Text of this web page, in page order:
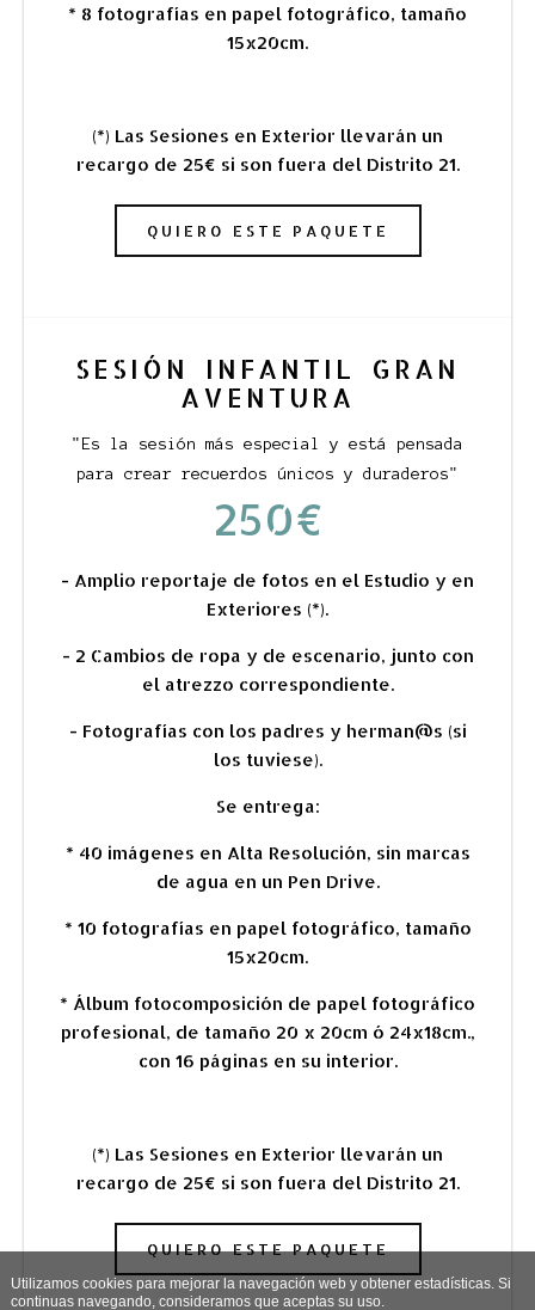
* 8 fotografías en papel fotográfico, tamaño
15x20cm.
(*) Las Sesiones en Exterior llevarán un
recargo de 25€ si son fuera del Distrito 21.
QUIERO ESTE PAQUETE
SESIÓN INFANTIL GRAN
AVENTURA
"Es la sesión más especial y está pensada
para crear recuerdos únicos y duraderos"
250€
- Amplio reportaje de fotos en el Estudio y en
Exteriores (*).
- 2 Cambios de ropa y de escenario, junto con
el atrezzo correspondiente.
- Fotografías con los padres y herman@s (si
los tuviese).
Se entrega:
* 40 imágenes en Alta Resolución, sin marcas
de agua en un Pen Drive.
* 10 fotografías en papel fotográfico, tamaño
15x20cm.
* Álbum fotocomposición de papel fotográfico
profesional, de tamaño 20 x 20cm ó 24x18cm.,
con 16 páginas en su interior.
(*) Las Sesiones en Exterior llevarán un
recargo de 25€ si son fuera del Distrito 21.
QUIERO ESTE PAQUETE
Utilizamos cookies para mejorar la navegación web y obtener estadísticas. Si
continuas navegando, consideramos que aceptas su uso.